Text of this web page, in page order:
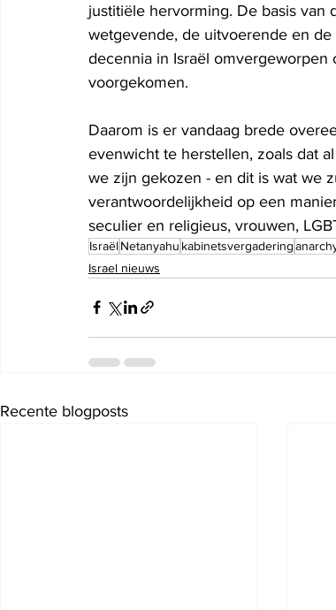
justitiële hervorming. De basis van
wetgevende, de uitvoerende en
decennia in Israël
voorgekomen.
Daarom is er vandaag brede
evenwicht te herstellen, zoals dat
we zijn gekozen - en dit is wat we
verantwoordelijkheid op een
seculier en religieus, vrouwen,
IsraëlNetanyahu kabinetsvergadering
Israel nieuws
Recente blogposts